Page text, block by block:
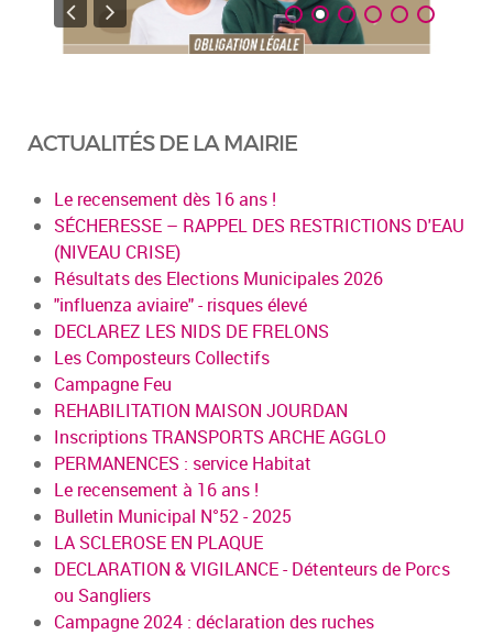
ACTUALITÉS DE LA MAIRIE
Le recensement dès 16 ans !
SÉCHERESSE – RAPPEL DES RESTRICTIONS D'EAU
(NIVEAU CRISE)
Résultats des Elections Municipales 2026
"influenza aviaire" - risques élevé
DECLAREZ LES NIDS DE FRELONS
Les Composteurs Collectifs
Campagne Feu
REHABILITATION MAISON JOURDAN
Inscriptions TRANSPORTS ARCHE AGGLO
PERMANENCES : service Habitat
Le recensement à 16 ans !
Bulletin Municipal N°52 - 2025
LA SCLEROSE EN PLAQUE
DECLARATION & VIGILANCE - Détenteurs de Porcs
ou Sangliers
Campagne 2024 : déclaration des ruches